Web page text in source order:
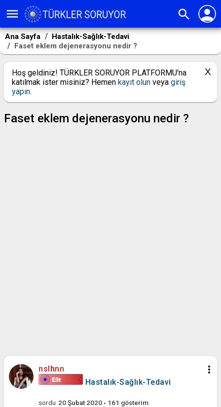
menu search person
Ana Sayfa
Hastalık-Sağlık-Tedavi
Faset eklem dejenerasyonu nedir ?
Hoş geldiniz! TÜRKLER SORUYOR PLATFORMU'na
katılmak ister misiniz? Hemen kayıt olun veya giriş
yapın.
Faset eklem dejenerasyonu nedir ?
more_vert
nslhnn
Hastalık-Sağlık-Tedavi
sordu 20 Şubat 2020 161 gösterim